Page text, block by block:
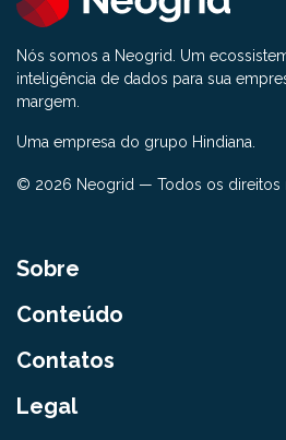
Nós somos a Neogrid. Um
inteligência de dados para sua
margem.
Uma empresa do grupo Hindiana.
© 2026 Neogrid — Todos os direitos
Sobre
Conteúdo
Contatos
Legal